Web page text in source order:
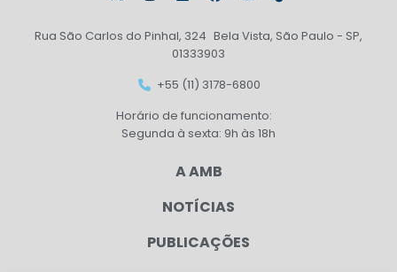
Rua São Carlos do Pinhal, 324 Bela Vista, São Paulo - SP,
01333903
+55 (11) 3178-6800
Horário de funcionamento:
Segunda à sexta: 9h às 18h
A AMB
NOTÍCIAS
PUBLICAÇÕES